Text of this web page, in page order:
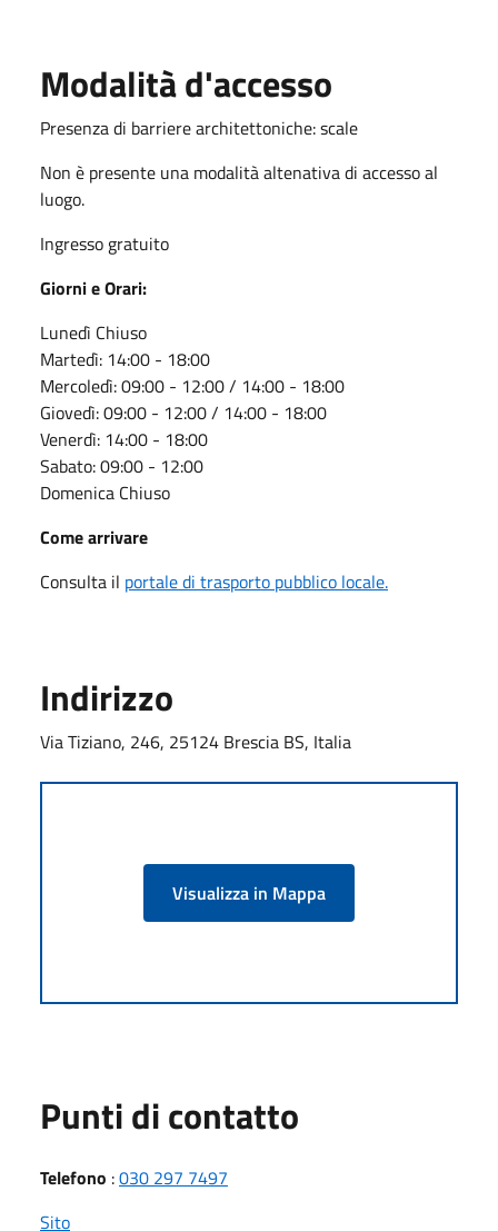
Modalità d'accesso
Presenza di barriere architettoniche: scale
Non è presente una modalità altenativa di accesso al
luogo.
Ingresso gratuito
Giorni e Orari:
Lunedì Chiuso
Martedì: 14:00 - 18:00
Mercoledì: 09:00 - 12:00 / 14:00 - 18:00
Giovedì: 09:00 - 12:00 / 14:00 - 18:00
Venerdì: 14:00 - 18:00
Sabato: 09:00 - 12:00
Domenica Chiuso
Come arrivare
Consulta il portale di trasporto pubblico locale.
Indirizzo
Via Tiziano, 246, 25124 Brescia BS, Italia
Visualizza in Mappa
Punti di contatto
Telefono :030 297 7497
Sito